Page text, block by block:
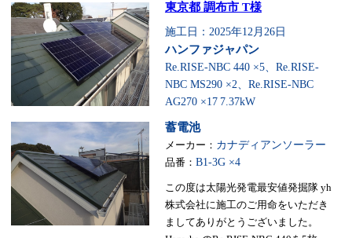
東京都 調布市 T様
施工日：2025年12月26日
ハンファジャパン
Re.RISE-NBC 440 ×5、Re.RISE-
NBC MS290 ×2、Re.RISE-NBC
AG270 ×17 7.37kW
蓄電池
メーカー： カナディアンソーラー
品番： B1-3G ×4
この度は太陽光発電最安値発掘隊 yh
株式会社に施工のご用命をいただき
ましてありがとうございました。